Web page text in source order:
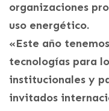
organizaciones
uso energético.
«Este año
tecnologías para
institucionales y
invitados